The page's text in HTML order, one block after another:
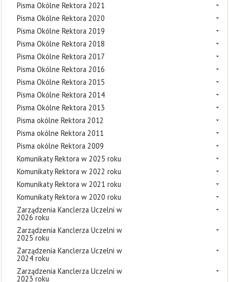
Pisma Okólne Rektora 2021
Pisma Okólne Rektora 2020
Pisma Okólne Rektora 2019
Pisma Okólne Rektora 2018
Pisma Okólne Rektora 2017
Pisma Okólne Rektora 2016
Pisma Okólne Rektora 2015
Pisma Okólne Rektora 2014
Pisma Okólne Rektora 2013
Pisma okólne Rektora 2012
Pisma okólne Rektora 2011
Pisma okólne Rektora 2009
Komunikaty Rektora w 2025 roku
Komunikaty Rektora w 2022 roku
Komunikaty Rektora w 2021 roku
Komunikaty Rektora w 2020 roku
Zarządzenia Kanclerza Uczelni w
2026 roku
Zarządzenia Kanclerza Uczelni w
2025 roku
Zarządzenia Kanclerza Uczelni w
2024 roku
Zarządzenia Kanclerza Uczelni w
2023 roku